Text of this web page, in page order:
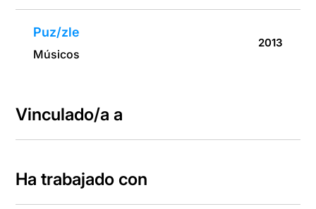
Puz/zle
Músicos
2013
Vinculado/a a
Ha trabajado con